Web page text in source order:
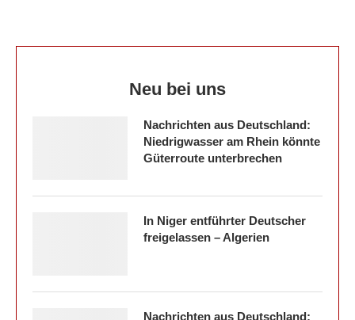
Neu bei uns
Nachrichten aus Deutschland:
Niedrigwasser am Rhein könnte
Güterroute unterbrechen
In Niger entführter Deutscher
freigelassen – Algerien
Nachrichten aus Deutschland: